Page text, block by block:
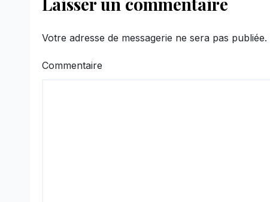
Votre adresse de messagerie ne sera pas publiée.
Commentaire